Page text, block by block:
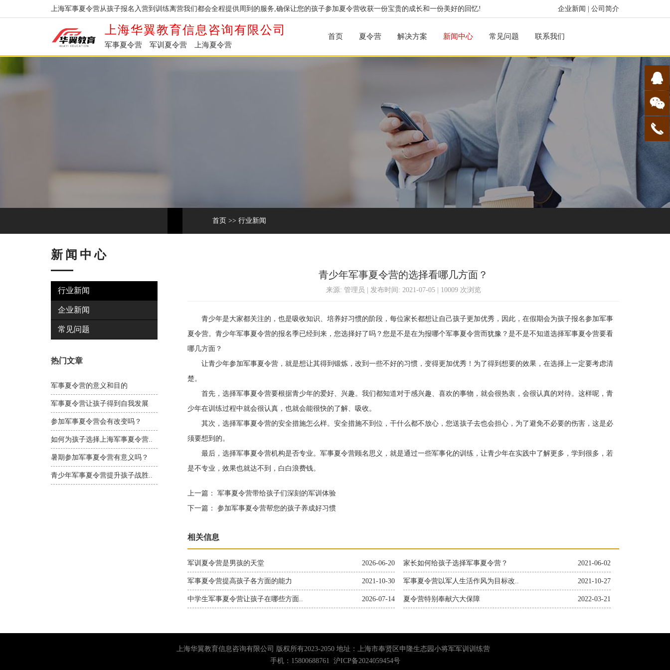
企业新闻 公司简介
上海军事夏令营从孩子报名入营到训练离营我们都会全程提供周到的服务,确保让您的孩子参加夏令营收获一份宝贵的成长和一份美好的回忆!
上海华翼教育信息咨询有限公司
军事夏令营 军训夏令营 上海夏令营
首页 夏令营 解决方案 新闻中心 常见问题 联系我们
首页 >> 行业新闻
新闻中心
行业新闻
企业新闻
常见问题
热门文章
军事夏令营的意义和目的
军事夏令营让孩子得到自我发展
参加军事夏令营会有改变吗？
如何为孩子选择上海军事夏令营..
暑期参加军事夏令营有意义吗？
青少年军事夏令营提升孩子战胜..
青少年军事夏令营的选择看哪几方面？
来源: 管理员 | 发布时间: 2021-07-05 | 10009 次浏览
青少年是大家都关注的，也是吸收知识、培养好习惯的阶段，每位家长都想让自己孩子更加优秀，因此，在假期会为孩子报名参加军事
夏令营。青少年军事夏令营的报名季已经到来，您选择好了吗？您是不是在为报哪个军事夏令营而犹豫？是不是不知道选择军事夏令营要看
哪几方面？
让青少年参加军事夏令营，就是想让其得到锻炼，改到一些不好的习惯，变得更加优秀！为了得到想要的效果，在选择上一定要考虑清
楚。
首先，选择军事夏令营要根据青少年的爱好、兴趣。我们都知道对于感兴趣、喜欢的事物，就会很热衷，会很认真的对待。这样呢，青
少年在训练过程中就会很认真，也就会能很快的了解、吸收。
其次，选择军事夏令营的安全措施怎么样。安全措施不到位，干什么都不放心，您送孩子去也会担心，为了避免不必要的伤害，这是必
须要想到的。
最后，选择军事夏令营机构是否专业。军事夏令营顾名思义，就是通过一些军事化的训练，让青少年在实践中了解更多，学到很多，若
是不专业，效果也就达不到，白白浪费钱。
上一篇：
军事夏令营带给孩子们深刻的军训体验
下一篇：
参加军事夏令营帮您的孩子养成好习惯
相关信息
2026-06-20
军训夏令营是男孩的天堂 2021-06-02
家长如何给孩子选择军事夏令营？
2021-10-30
军事夏令营提高孩子各方面的能力 2021-10-27
军事夏令营以军人生活作风为目标改..
2026-07-14
中学生军事夏令营让孩子在哪些方面.. 2022-03-21
夏令营特别奉献六大保障
上海华翼教育信息咨询有限公司 版权所有2023-2050 地址：上海市奉贤区申隆生态园小将军军训训练营
手机：15800688761 沪ICP备2024059454号